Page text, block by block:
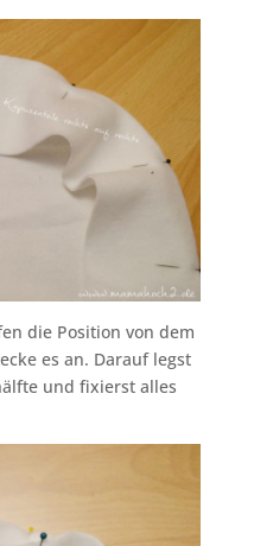
die Position von dem
es an. Darauf legst
und fixierst alles